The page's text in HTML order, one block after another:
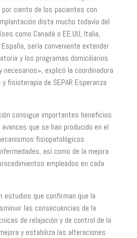
ciento de los pacientes con
dista mucho todavía del
como Canadá o EE.UU, Italia,
sería conveniente extender
y los programas domiciliarios
explicó la coordinadora
fisioterapia de SEPAR Esperanza
consigue importantes beneficios
que se han producido en el
fisiopatológicos
así como de la mejora
empleados en cada
que confirman que la
las consecuencias de la
de relajación y de control de la
y estabiliza las alteraciones